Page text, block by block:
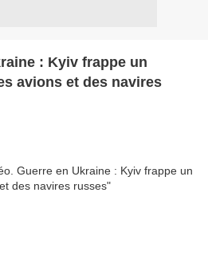
: Kyiv frappe un
avions et des navires